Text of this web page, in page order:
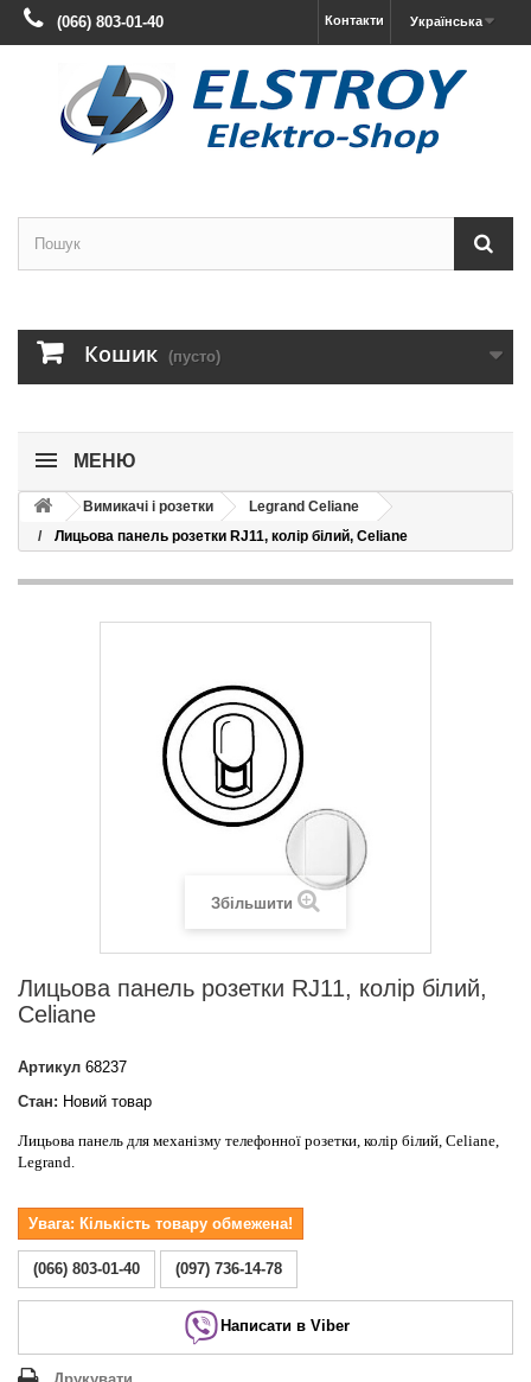
Українська
Контакти
(066) 803-01-40
Кошик (пусто)
МЕНЮ
Вимикачі і розетки
Legrand Celiane
Лицьова панель розетки RJ11, колір білий, Celiane
Збільшити
Лицьова панель розетки RJ11, колір білий,
Celiane
Артикул 68237
Стан: Новий товар
Лицьова панель для механізму телефонної розетки, колір білий, Celiane,
Legrand.
Увага: Кількість товару обмежена!
(066) 803-01-40 (097) 736-14-78
Написати в Viber